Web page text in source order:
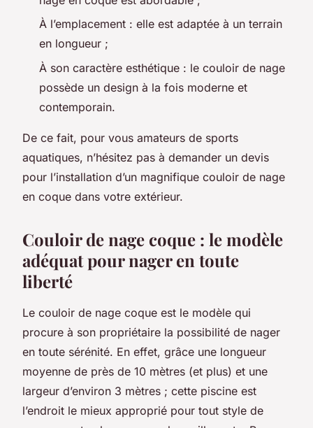
À l’emplacement : elle est adaptée à un terrain
en longueur ;
À son caractère esthétique : le couloir de nage
possède un design à la fois moderne et
contemporain.
De ce fait, pour vous amateurs de sports
aquatiques, n’hésitez pas à demander un devis
pour l’installation d’un magnifique couloir de nage
en coque dans votre extérieur.
Couloir de nage coque : le modèle
adéquat pour nager en toute
liberté
Le couloir de nage coque est le modèle qui
procure à son propriétaire la possibilité de nager
en toute sérénité. En effet, grâce une longueur
moyenne de près de 10 mètres (et plus) et une
largeur d’environ 3 mètres ; cette piscine est
l’endroit le mieux approprié pour tout style de